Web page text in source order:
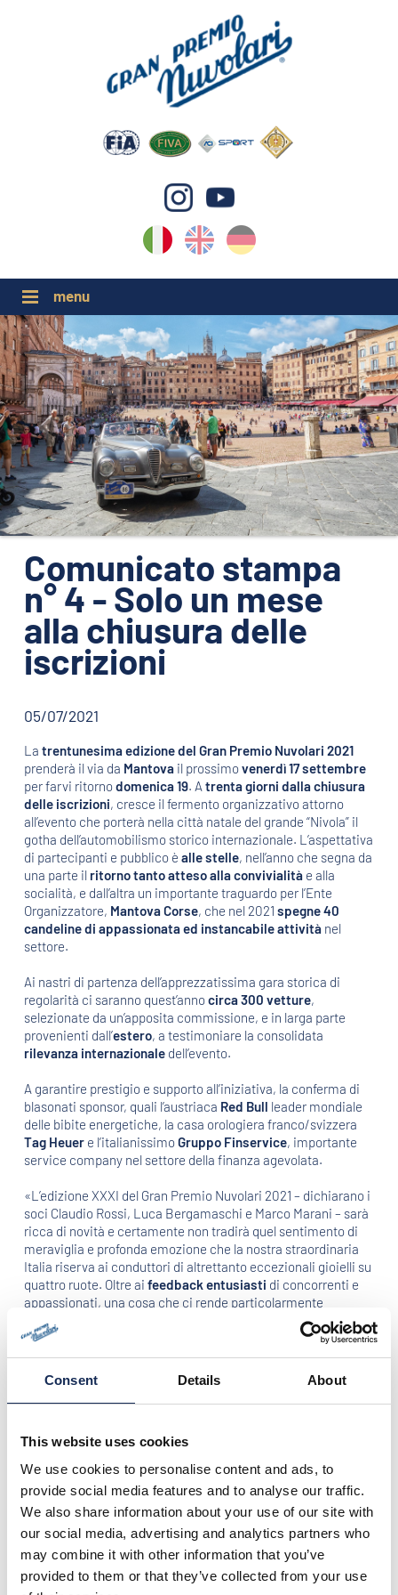
Consent Details About
This website uses cookies
We use cookies to personalise content and ads, to
provide social media features and to analyse our traffic.
We also share information about your use of our site with
our social media, advertising and analytics partners who
may combine it with other information that you’ve
provided to them or that they’ve collected from your use
DE
EN
IT
GP NUVOLARI 2026
1954-2025
GRANDI EVENTI 2026
ORGANIZZAZIONE
CONTATTI
PRESS
NEWS
PHOTO&VIDEO2025
Comunicato stampa
n° 4 - Solo un mese
alla chiusura delle
iscrizioni
05/07/2021
La trentunesima edizione del Gran Premio Nuvolari 2021
prenderà il via da Mantova il prossimovenerdì 17 settembre
per farvi ritornodomenica 19. A trenta giorni dalla chiusura
delle iscrizioni, cresce il fermento organizzativo attorno
all’evento che porterà nella città natale del grande “Nivola” il
gotha dell’automobilismo storico internazionale. L’aspettativa
di partecipanti e pubblico è alle stelle, nell’anno che segna da
una parte il ritorno tanto atteso alla convivialitàe alla
socialità, e dall’altra un importante traguardo per l’Ente
Organizzatore, Mantova Corse, che nel 2021 spegne 40
candeline di appassionata ed instancabile attivitànel
settore.
Ai nastri di partenza dell’apprezzatissima gara storica di
regolarità ci saranno quest’annocirca 300 vetture,
selezionate da un’apposita commissione, e in larga parte
provenienti dall’estero, a testimoniare la consolidata
rilevanza internazionaledell’evento.
A garantire prestigio e supporto all’iniziativa, la conferma di
blasonati sponsor, quali l’austriaca Red Bull leader mondiale
delle bibite energetiche, la casa orologiera franco/svizzera
Tag Heuere l’italianissimoGruppo Finservice, importante
service company nel settore della finanza agevolata.
«L’edizione XXXI del Gran Premio Nuvolari 2021 – dichiarano i
soci Claudio Rossi, Luca Bergamaschi e Marco Marani – sarà
ricca di novità e certamente non tradirà quel sentimento di
meraviglia e profonda emozione che la nostra straordinaria
Italia riserva ai conduttori di altrettanto eccezionali gioielli su
quattro ruote. Oltre ai feedback entusiasti di concorrenti e
appassionati, una cosa che ci rende particolarmente
orgogliosi – aggiungono i tre – è il rapporto di
collaborazione
e fiducia
che si è instaurato all’interno del nostro Staff e con
tutti gli enti amministrativi esterni (Comuni, Province, ecc..)
che, anno dopo anno, partecipano al nostro entusiasmo e ci
impegnative. A ulteriore segnale della nostra gratitudine alla
è impegnata dallo scorso anno in un’
ecologizzazione
denominata “GPN Green ”: infatti, con
l’obiettivo di compensare l’impatto ambientale provocato
dalla circolazione delle vetture storiche partecipanti
all’evento, al termine della manifestazione verranno
piantumate in aree selezionate piante ad alto fusto in grado
di neutralizzare l’emissione di Co2».